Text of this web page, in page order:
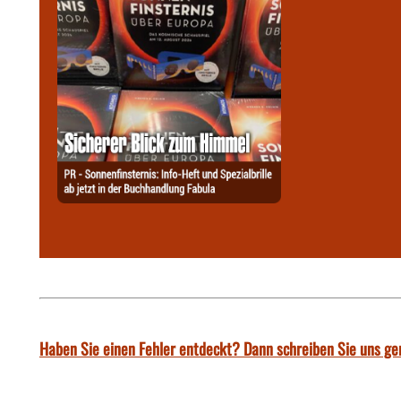
Haben Sie einen Fehler entdeckt? Dann schreiben Sie uns